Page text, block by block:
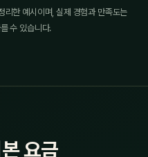
리한 예시이며, 실제 경험과 만족도는
수 있습니다.
요금